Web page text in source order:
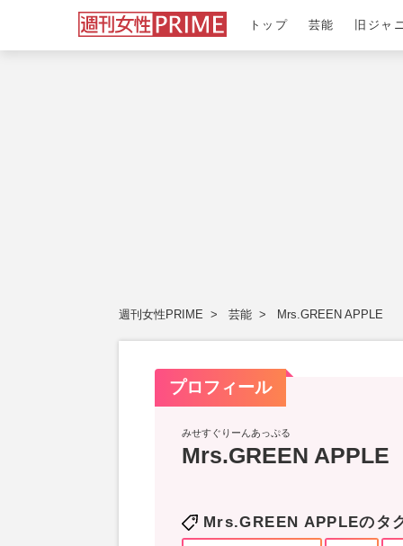
トップ 芸能 旧ジャ
週刊女性PRIME 芸能 Mrs.GREEN APPLE
プロフィール
みせすぐりーんあっぷる
Mrs.GREEN APPLE
Mrs.GREEN APPLEのタ